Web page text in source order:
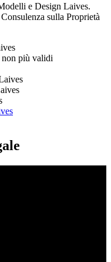
e Design Laives.
sulla Proprietà
non più validi